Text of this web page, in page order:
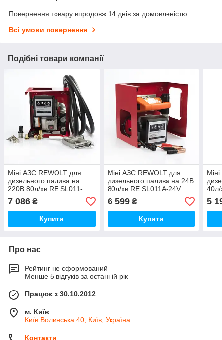
Повернення товару впродовж 14 днів за домовленістю
Всі умови повернення
Подібні товари компанії
Міні АЗС REWOLT для
дизельного палива на
220В 80л/хв RE SL011-
220V
7 086 ₴
Купити
Міні АЗС REWOLT для
дизельного палива на 24В
80л/хв RE SL011A-24V
6 599₴
Купити
40л/
5
Про нас
Рейтинг не сформований
Менше 5 відгуків за останній рік
Працює з 30.10.2012
м. Київ
Київ Волинська 40, Київ, Україна
Контакти